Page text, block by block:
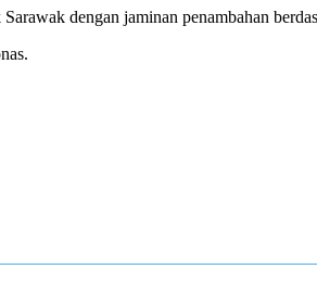
dengan jaminan penambahan